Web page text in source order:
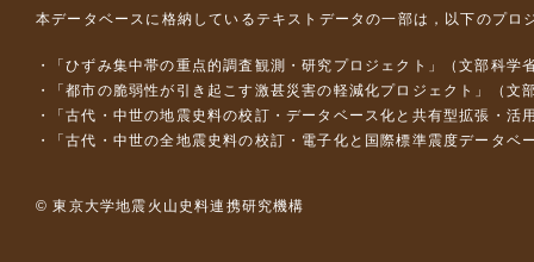
本データベースに格納しているテキストデータの一部は，以下のプロ
「ひずみ集中帯の重点的調査観測・研究プロジェクト」（文部科
「都市の脆弱性が引き起こす激甚災害の軽減化プロジェクト」（
「古代・中世の地震史料の校訂・データベース化と共有型拡張・
「古代・中世の全地震史料の校訂・電子化と国際標準震度データ
© 東京大学地震火山史料連携研究機構